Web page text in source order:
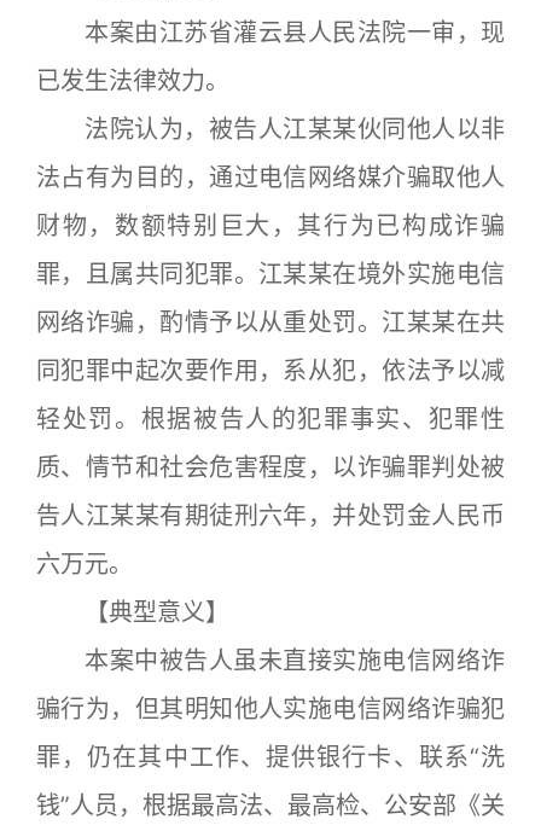
本案由江苏省灌云县人民法院一审，现
已发生法律效力。
法院认为，被告人江某某伙同他人以非
法占有为目的，通过电信网络媒介骗取他人
财物，数额特别巨大，其行为已构成诈骗
罪，且属共同犯罪。江某某在境外实施电信
网络诈骗，酌情予以从重处罚。江某某在共
同犯罪中起次要作用，系从犯，依法予以减
轻处罚。根据被告人的犯罪事实、犯罪性
质、情节和社会危害程度，以诈骗罪判处被
告人江某某有期徒刑六年，并处罚金人民币
六万元。
【典型意义】
本案中被告人虽未直接实施电信网络诈
骗行为，但其明知他人实施电信网络诈骗犯
罪，仍在其中工作、提供银行卡、联系“洗
钱”人员，根据最高法、最高检、公安部《关